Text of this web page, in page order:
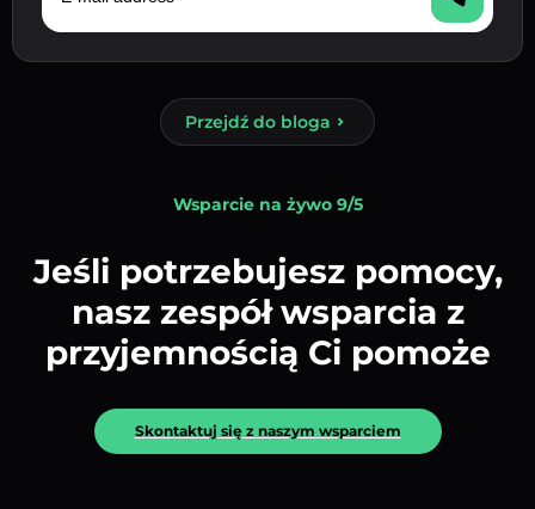
Przejdź do bloga
Wsparcie na żywo 9/5
Jeśli potrzebujesz pomocy,
nasz zespół wsparcia z
przyjemnością Ci pomoże
Skontaktuj się z naszym wsparciem